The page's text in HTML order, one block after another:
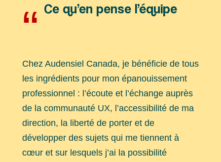
Ce qu’en pense l’équipe
“
Chez Audensiel Canada, je bénéficie de tous
les ingrédients pour mon épanouissement
professionnel : l’écoute et l’échange auprès
de la communauté UX, l’accessibilité de ma
direction, la liberté de porter et de
développer des sujets qui me tiennent à
cœur et sur lesquels j’ai la possibilité